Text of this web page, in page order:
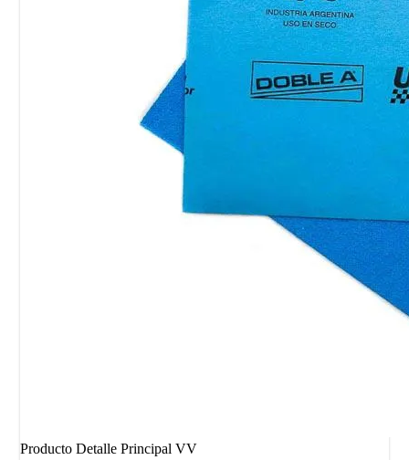
Producto Detalle Principal VV